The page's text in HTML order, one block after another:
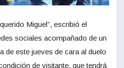
Miguel”, escribió el
sociales acompañado de un
de este jueves de cara al duelo
de visitante, que tendrá